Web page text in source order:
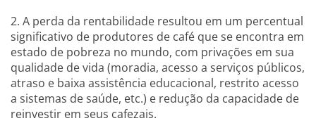
2. A perda da rentabilidade resultou em um percentual
significativo de produtores de café que se encontra em
estado de pobreza no mundo, com privações em sua
qualidade de vida (moradia, acesso a serviços públicos,
atraso e baixa assistência educacional, restrito acesso
a sistemas de saúde, etc.) e redução da capacidade de
reinvestir em seus cafezais.